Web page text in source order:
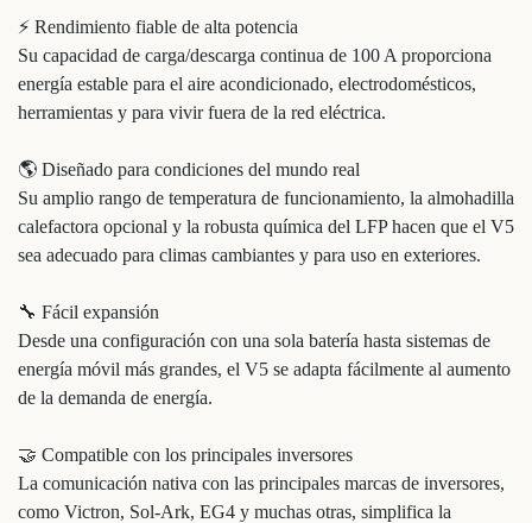
⚡ Rendimiento fiable de alta potencia
Su capacidad de carga/descarga continua de 100 A proporciona
energía estable para el aire acondicionado, electrodomésticos,
herramientas y para vivir fuera de la red eléctrica.
🌎 Diseñado para condiciones del mundo real
Su amplio rango de temperatura de funcionamiento, la almohadilla
calefactora opcional y la robusta química del LFP hacen que el V5
sea adecuado para climas cambiantes y para uso en exteriores.
🔧 Fácil expansión
Desde una configuración con una sola batería hasta sistemas de
energía móvil más grandes, el V5 se adapta fácilmente al aumento
de la demanda de energía.
🤝 Compatible con los principales inversores
La comunicación nativa con las principales marcas de inversores,
como Victron, Sol-Ark, EG4 y muchas otras, simplifica la